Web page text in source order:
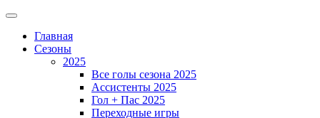
Главная
Сезоны
2025
Все голы сезона 2025
Ассистенты 2025
Гол + Пас 2025
Переходные игры